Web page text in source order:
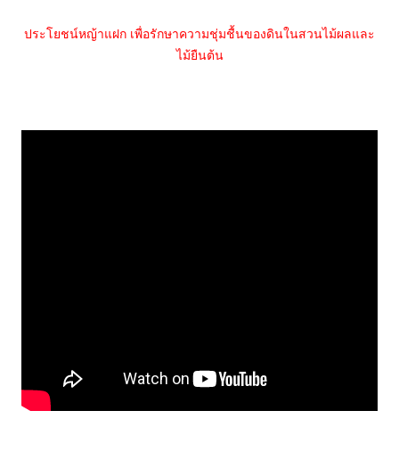
ประโยชน์หญ้าแฝก เพื่อรักษาความชุ่มชื้นของดินในสวนไม้ผลและ
ไม้ยืนต้น